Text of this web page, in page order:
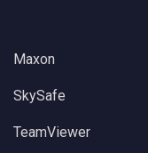
Maxon
SkySafe
TeamViewer